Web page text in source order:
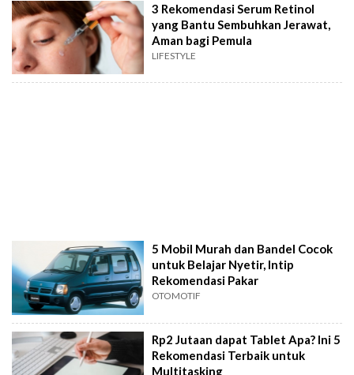
3 Rekomendasi Serum Retinol
yang Bantu Sembuhkan Jerawat,
Aman bagi Pemula
LIFESTYLE
5 Mobil Murah dan Bandel Cocok
untuk Belajar Nyetir, Intip
Rekomendasi Pakar
OTOMOTIF
Rp2 Jutaan dapat Tablet Apa? Ini 5
Rekomendasi Terbaik untuk
Multitasking